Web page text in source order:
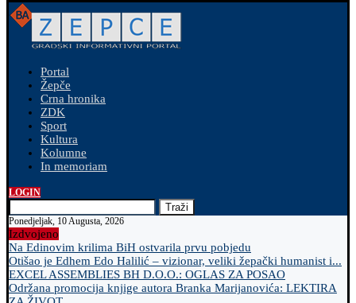
Portal
Žepče
Crna hronika
ZDK
Sport
Kultura
Kolumne
In memoriam
LOGIN
Traži
Ponedjeljak, 10 Augusta, 2026
Izdvojeno
Na Edinovim krilima BiH ostvarila prvu pobjedu
Otišao je Edhem Edo Halilić – vizionar, veliki žepački humanist i...
EXCEL ASSEMBLIES BH D.O.O.: OGLAS ZA POSAO
Održana promocija knjige autora Branka Marijanovića: LEKTIRA